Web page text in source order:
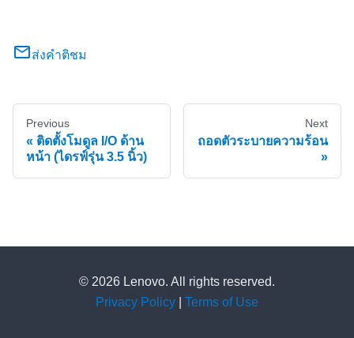
ส่งคำติชม
Previous
ติดตั้งโมดูล I/O ด้าน
หน้า (ไดรฟ์รุ่น 3.5 นิ้ว)
Next
ถอดตัวระบายความร้อน
© 2026 Lenovo. All rights reserved.
Privacy Policy
Terms of Use